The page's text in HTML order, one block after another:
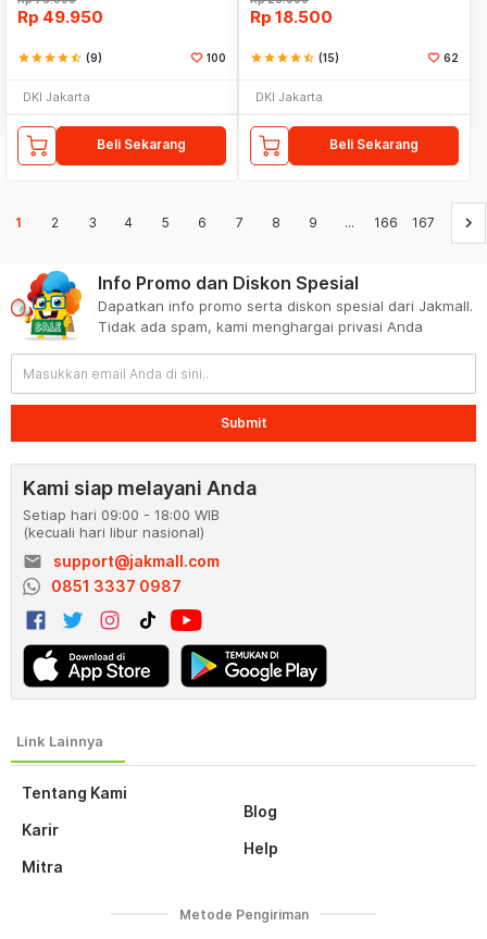
Rp 49.950
starstarstarstarstar_half (9) 100
DKI Jakarta
Beli Sekarang
Rp 18.500
starstarstarstarstar_half (15) 62
DKI Jakarta
Beli Sekarang
1 2 3 4 5 6 7 8 9 ... 166 167 keyboard_arrow_right
Tentang Kami
Karir
Mitra
Blog
Help
Info Promo dan Diskon Spesial
Dapatkan info promo serta diskon spesial dari Jakmall.
Tidak ada spam, kami menghargai privasi Anda
Submit
Kami siap melayani Anda
Setiap hari 09:00 - 18:00 WIB
(kecuali hari libur nasional)
email
support@jakmall.com
0851 3337 0987
Metode Pengiriman